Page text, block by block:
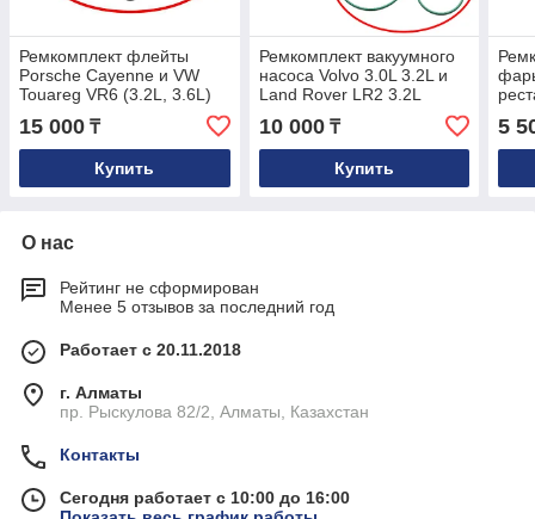
Ремкомплект флейты
Porsche Cayenne и VW
Touareg VR6 (3.2L, 3.6L)
95511093500 022133653B
15 000 ₸
Купить
Ремкомплект вакуумного
насоса Volvo 3.0L 3.2L и
Land Rover LR2 3.2L
31401556
10 000₸
Купить
5
О нас
Рейтинг не сформирован
Менее 5 отзывов за последний год
Работает с 20.11.2018
г. Алматы
пр. Рыскулова 82/2, Алматы, Казахстан
Контакты
Сегодня работает с 10:00 до 16:00